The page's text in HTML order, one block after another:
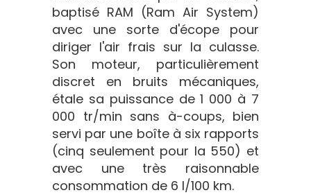
baptisé RAM (Ram Air System)
avec une sorte d'écope pour
diriger l'air frais sur la culasse.
Son moteur, particulièrement
discret en bruits mécaniques,
étale sa puissance de 1 000 à 7
000 tr/min sans à-coups, bien
servi par une boîte à six rapports
(cinq seulement pour la 550) et
avec une très raisonnable
consommation de 6 l/100 km.